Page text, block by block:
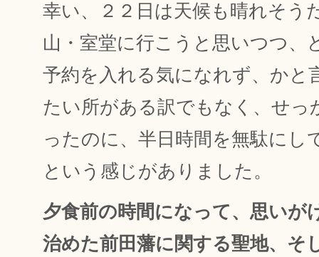
幸い、２２日は天候も晴れそう
山・室堂に行こうと思いつつ、
予約を入れる気になれず、かと
たい所がある訳でもなく、せっ
ったのに、半日時間を無駄にし
という感じがありました。
夕食前の時間になって、思いが
治めた前田藩に関する聖地、そ